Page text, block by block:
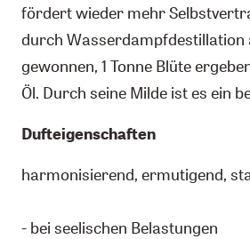
fördert wieder mehr
durch Wasserdampfdestillation
gewonnen, 1 Tonne Blüte
Öl. Durch seine Milde ist es ein
Dufteigenschaften
harmonisierend, ermutigend,
- bei seelischen Belastungen